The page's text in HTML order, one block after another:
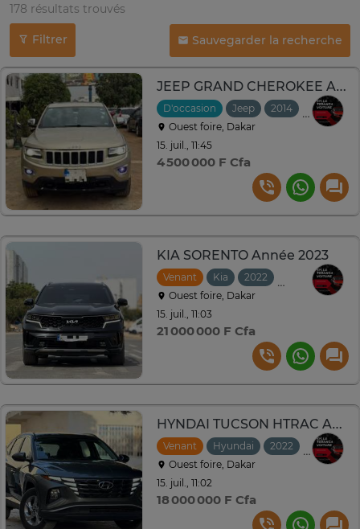
178 résultats trouvés
Filtrer Sauvegarder la recherche
JEEP GRAND CHEROKEE Année :2014
D'occasion Jeep 2014
Manuelle
Ouest foire, Dakar
15. juil., 11:45
4 500 000 F Cfa
KIA SORENTO Année 2023
Venant Kia 2022
Automatique
Ouest foire, Dakar
15. juil., 11:03
21 000 000 F Cfa
HYNDAI TUCSON HTRAC Année : *2022*
Venant Hyundai 2022
Ouest foire, Dakar
15. juil., 11:02
18 000 000 F Cfa